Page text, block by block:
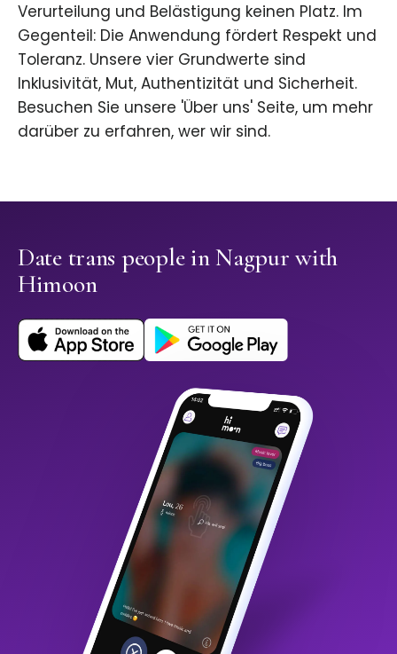
Verurteilung und Belästigung keinen Platz. Im
Gegenteil: Die Anwendung fördert Respekt und
Toleranz. Unsere vier Grundwerte sind
Inklusivität, Mut, Authentizität und Sicherheit.
Besuchen Sie unsere 'Über uns' Seite, um mehr
darüber zu erfahren, wer wir sind.
Date trans people in Nagpur with
Himoon